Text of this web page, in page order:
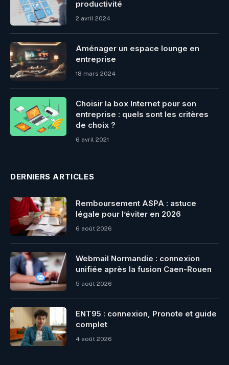
productivité
2 avril 2024
Aménager un espace lounge en
entreprise
18 mars 2024
Choisir la box Internet pour son
entreprise : quels sont les critères
de choix ?
6 avril 2021
DERNIERS ARTICLES
Remboursement ASPA : astuce
légale pour l’éviter en 2026
6 août 2026
Webmail Normandie : connexion
unifiée après la fusion Caen-Rouen
5 août 2026
ENT95 : connexion, Pronote et guide
complet
4 août 2026